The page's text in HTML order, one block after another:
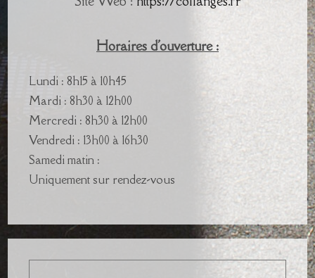
Horaires d'ouverture :
Lundi : 8h15 à 10h45
Mardi : 8h30 à 12h00
Mercredi : 8h30 à 12h00
Vendredi : 13h00 à 16h30
Samedi matin :
Uniquement sur rendez-vous